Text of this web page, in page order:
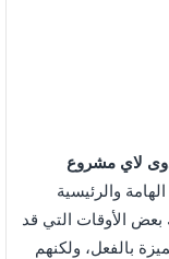
لاي مشروع
والرئيسية
بعض الأوقات التي قد
بالفعل، ولكنهم